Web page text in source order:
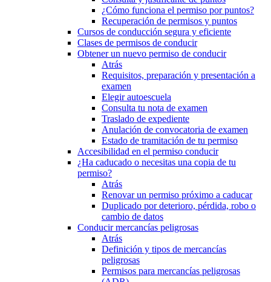
¿Cómo funciona el permiso por puntos?
Recuperación de permisos y puntos
Cursos de conducción segura y eficiente
Clases de permisos de conducir
Obtener un nuevo permiso de conducir
Atrás
Requisitos, preparación y presentación a
examen
Elegir autoescuela
Consulta tu nota de examen
Traslado de expediente
Anulación de convocatoria de examen
Estado de tramitación de tu permiso
Accesibilidad en el permiso conducir
¿Ha caducado o necesitas una copia de tu
permiso?
Atrás
Renovar un permiso próximo a caducar
Duplicado por deterioro, pérdida, robo o
cambio de datos
Conducir mercancías peligrosas
Atrás
Definición y tipos de mercancías
peligrosas
Permisos para mercancías peligrosas